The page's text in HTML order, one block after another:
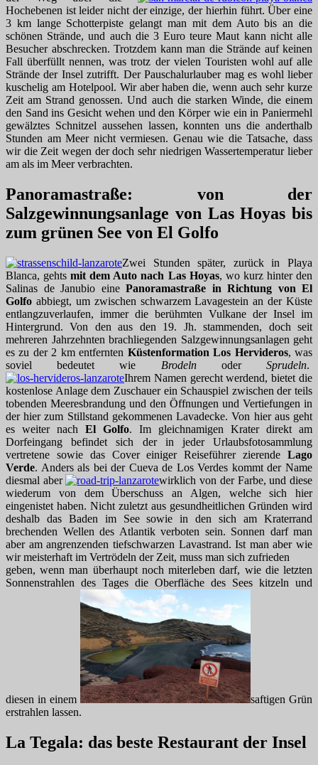
Hochebenen ist leider nicht der einzige, der hierhin führt. Über eine
3 km lange Schotterpiste gelangt man mit dem Auto bis an die
schönen Strände, und auch die 3 Euro teure Maut kann nicht alle
Besucher abschrecken. Trotzdem kann man die Strände auf keinen
Fall überfüllt nennen, was trotz der vielen Touristen wohl auf alle
Strände der Insel zutrifft. Der Pauschalurlauber mag es wohl lieber
kuschelig am Hotelpool. Wir aber haben die, wenn auch sehr kurze
Zeit am Strand genossen. Und auch die starken Winde, die einem
den Sand ins Gesicht wehen und den Körper wie ein in Paniermehl
gewälztes Schnitzel aussehen lassen, konnten uns die anderthalb
Stunden am Meer nicht vermiesen. Genau wie die Tatsache, dass
wir die Zeit wegen der doch sehr niedrigen Wassertemperatur lieber
am als im Meer verbrachten.
Panoramastraße: von der
Salzgewinnungsanlage von Las Hoyas bis
zum grünen See von El Golfo
Zwei Stunden später, zurück in Playa
Blanca, gehtsmit dem Auto nach Las Hoyas, wo kurz hinter den
Salinas de Janubio eine Panoramastraße in Richtung von El
Golfo abbiegt, um zwischen schwarzem Lavagestein an der Küste
entlangzuverlaufen, immer die berühmten Vulkane der Insel im
Hintergrund. Von den aus den 19. Jh. stammenden, doch seit
mehreren Jahrzehnten brachliegenden Salzgewinnungsanlagen geht
es zu der 2 km entfernten Küstenformation Los Hervideros, was
soviel bedeutet wie BrodelnoderSprudeln.
Ihrem Namen gerecht werdend, bietet die
kostenlose Anlage dem Zuschauer ein Schauspiel zwischen der teils
tobenden Meeresbrandung und den Öffnungen und Vertiefungen in
der hier zum Stillstand gekommenen Lavadecke. Von hier aus geht
es weiter nach El Golfo. Im gleichnamigen Krater direkt am
Dorfeingang befindet sich der in jeder Urlaubsfotosammlung
vertretene sowie das Cover einiger Reiseführer zierende Lago
Verde. Anders als bei der Cueva de Los Verdes kommt der Name
diesmal aber
wirklich von der Farbe, und diese
wiederum von dem Überschuss an Algen, welche sich hier
eingenistet haben. Nicht zuletzt aus gesundheitlichen Gründen wird
deshalb das Baden im See sowie in den sich am Kraterrand
brechenden Wellen des Atlantik verboten sein. Sonnen darf man
aber am angrenzenden tiefschwarzen Lavastrand. Ist man aber wie
wir meisterhaft im Vertrödeln der Zeit, muss man sich zufrieden
geben, wenn man überhaupt noch miterleben darf, wie die letzten
Sonnenstrahlen des Tages die Oberfläche des Sees kitzeln und
diesen in einem
saftigen Grün
erstrahlen lassen.
La Tegala: das beste Restaurant der Insel